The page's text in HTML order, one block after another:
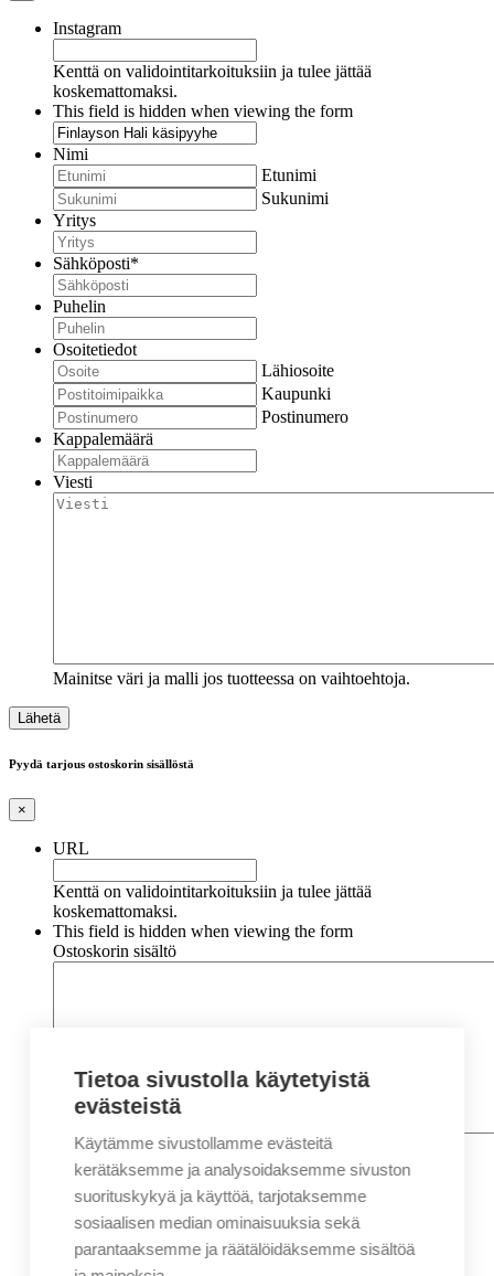
Instagram
Kenttä on validointitarkoituksiin ja tulee jättää
koskemattomaksi.
This field is hidden when viewing the form
Nimi
Etunimi
Sukunimi
Yritys
Sähköposti*
Puhelin
Osoitetiedot
Lähiosoite
Kaupunki
Postinumero
Kappalemäärä
Viesti
Mainitse väri ja malli jos tuotteessa on vaihtoehtoja.
Pyydä tarjous ostoskorin sisällöstä
×
URL
Kenttä on validointitarkoituksiin ja tulee jättää
koskemattomaksi.
This field is hidden when viewing the form
Ostoskorin sisältö
Nimi*
Etunimi
Sukunimi
Sähköposti*
Tietoa sivustolla käytetyistä
evästeistä
Käytämme sivustollamme evästeitä
kerätäksemme ja analysoidaksemme sivuston
suorituskykyä ja käyttöä, tarjotaksemme
sosiaalisen median ominaisuuksia sekä
parantaaksemme ja räätälöidäksemme sisältöä